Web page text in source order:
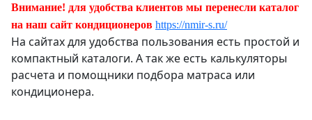
Внимание! для удобства клиентов мы перенесли каталог
на наш сайт кондиционеров https://nmir-s.ru/
На сайтах для удобства пользования есть простой и
компактный каталоги. А так же есть калькуляторы
расчета и помощники подбора матраса или
кондиционера.